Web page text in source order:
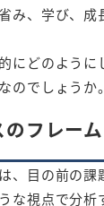
み、学び、成
にどのように
のでしょうか。
のフレー
、目の前の課
な視点で分析